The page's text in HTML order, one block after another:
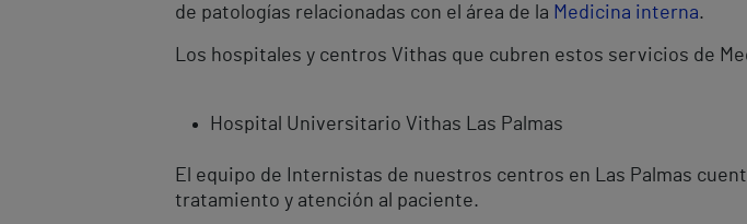
de patologías relacionadas con el área de la Medicina interna.
Los hospitales y centros Vithas que cubren estos servicios de
Hospital Universitario Vithas Las Palmas
El equipo de Internistas de nuestros centros en Las Palmas
tratamiento y atención al paciente.